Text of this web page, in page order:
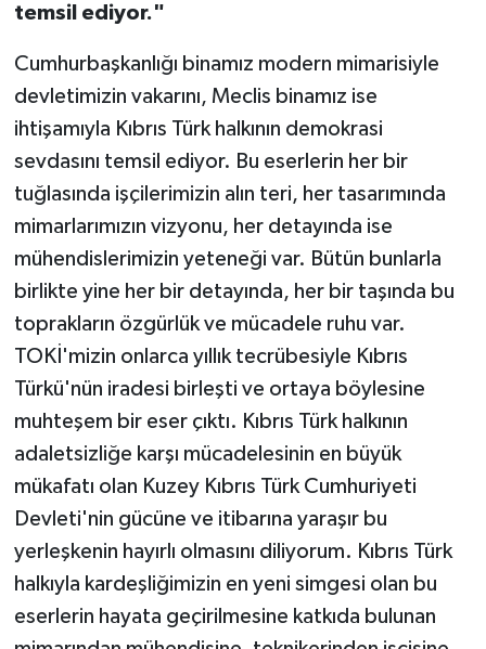
temsil ediyor."
Cumhurbaşkanlığı binamız modern mimarisiyle
devletimizin vakarını, Meclis binamız ise
ihtişamıyla Kıbrıs Türk halkının demokrasi
sevdasını temsil ediyor. Bu eserlerin her bir
tuğlasında işçilerimizin alın teri, her tasarımında
mimarlarımızın vizyonu, her detayında ise
mühendislerimizin yeteneği var. Bütün bunlarla
birlikte yine her bir detayında, her bir taşında bu
toprakların özgürlük ve mücadele ruhu var.
TOKİ'mizin onlarca yıllık tecrübesiyle Kıbrıs
Türkü'nün iradesi birleşti ve ortaya böylesine
muhteşem bir eser çıktı. Kıbrıs Türk halkının
adaletsizliğe karşı mücadelesinin en büyük
mükafatı olan Kuzey Kıbrıs Türk Cumhuriyeti
Devleti'nin gücüne ve itibarına yaraşır bu
yerleşkenin hayırlı olmasını diliyorum. Kıbrıs Türk
halkıyla kardeşliğimizin en yeni simgesi olan bu
eserlerin hayata geçirilmesine katkıda bulunan